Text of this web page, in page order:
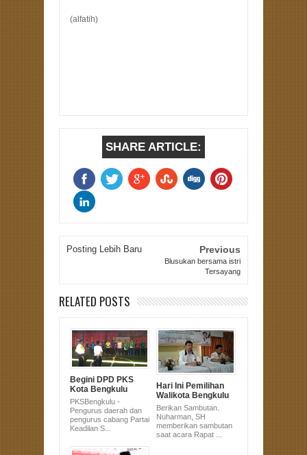
(alfatih)
SHARE ARTICLE:
Posting Lebih Baru Previous
Blusukan bersama istri
Tersayang
RELATED POSTS
Begini DPD PKS
Kota Bengkulu
Konsolidasikan
Mesin Partai
PKSBengkulu -
Pengurus daerah dan
pengurus cabang Partai
Keadilan S...
Hari Ini Pemilihan
Walikota Bengkulu
2018 Dibahas Lagi
Berikan Sambutan.
Nuharman, SH
memberikan sambutan
saat acara Rapat ...